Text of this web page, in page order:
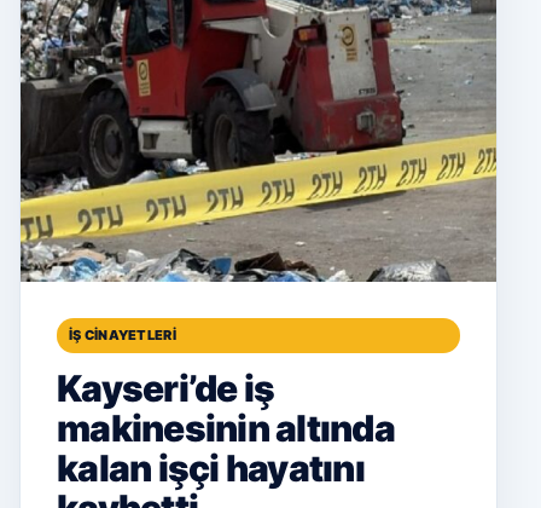
İŞ CINAYETLERI
Kayseri’de iş
makinesinin altında
kalan işçi hayatını